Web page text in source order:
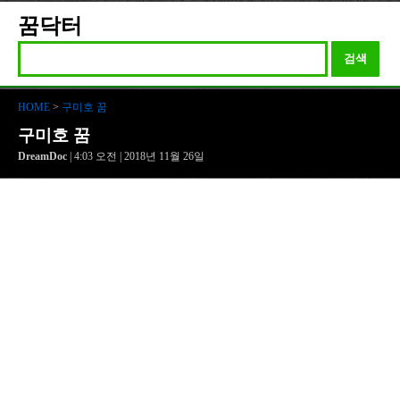
꿈닥터
검색
HOME > 구미호 꿈
구미호 꿈
DreamDoc | 4:03 오전 | 2018년 11월 26일